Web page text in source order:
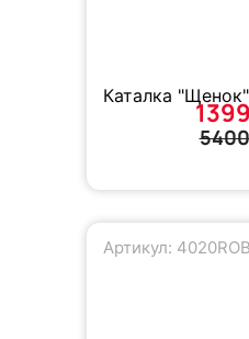
Каталка
Артикул: